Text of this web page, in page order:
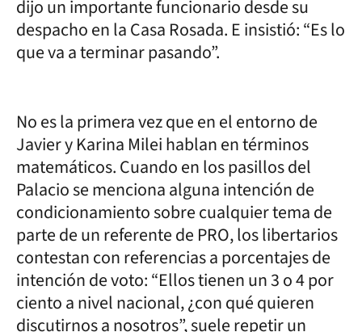
dijo un importante funcionario desde su
despacho en la Casa Rosada. E insistió: “Es lo
que va a terminar pasando”.
No es la primera vez que en el entorno de
Javier y Karina Milei hablan en términos
matemáticos. Cuando en los pasillos del
Palacio se menciona alguna intención de
condicionamiento sobre cualquier tema de
parte de un referente de PRO, los libertarios
contestan con referencias a porcentajes de
intención de voto: “Ellos tienen un 3 o 4 por
ciento a nivel nacional, ¿con qué quieren
discutirnos a nosotros”, suele repetir un